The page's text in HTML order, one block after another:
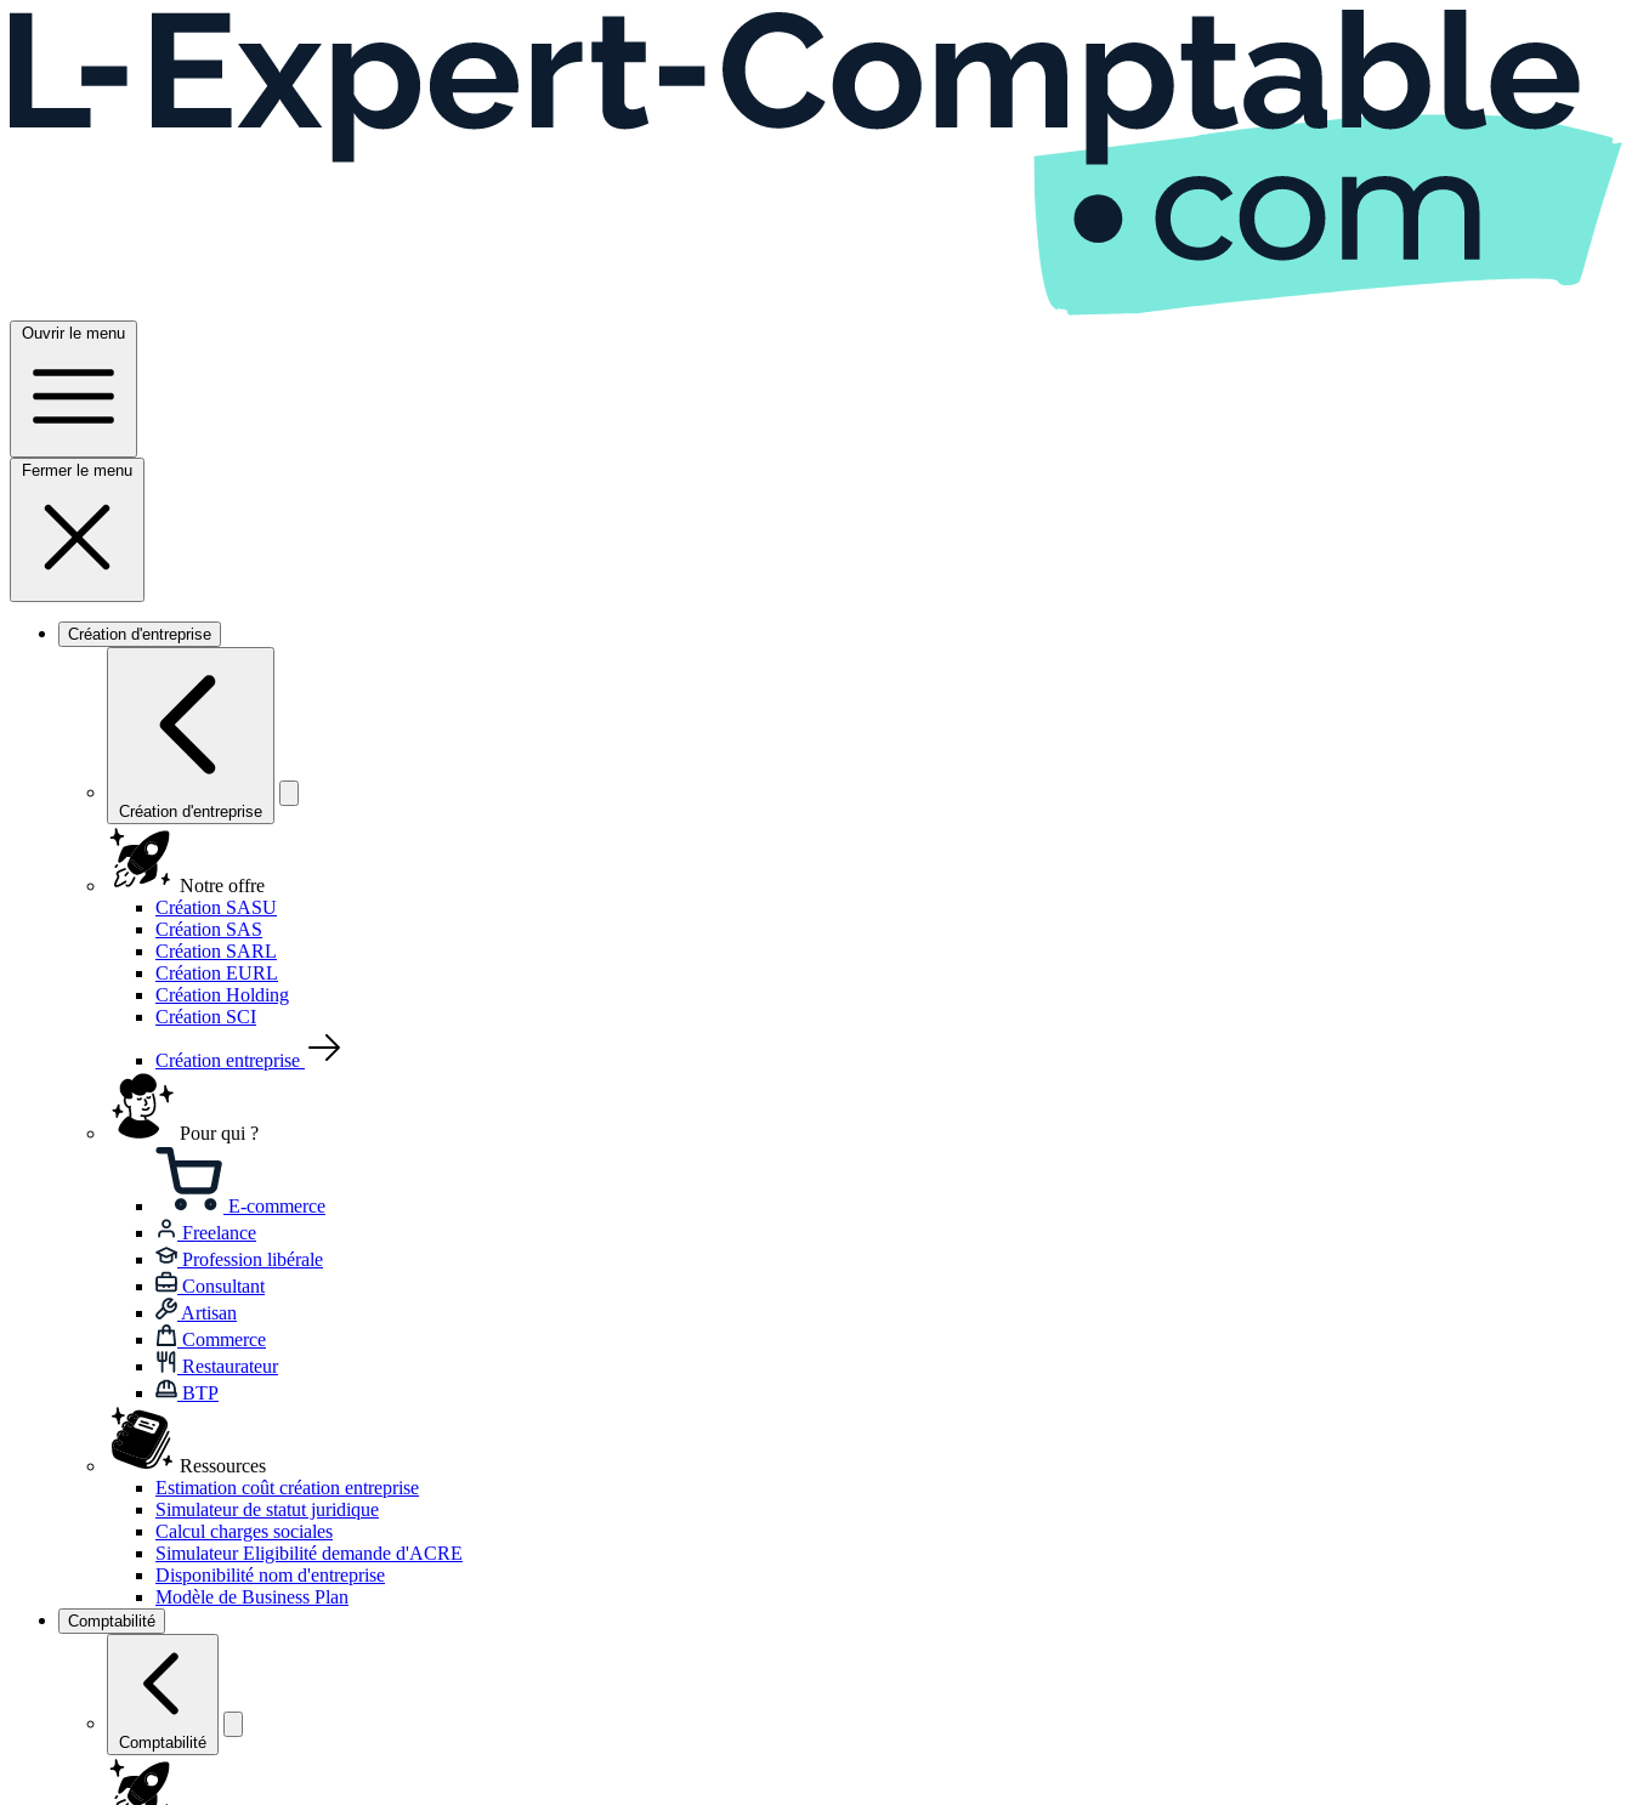
Ouvrir le menu
Fermer le menu
Création d'entreprise
Création d'entreprise
Notre offre
Création SASU
Création SAS
Création SARL
Création EURL
Création Holding
Création SCI
Création entreprise
Pour qui ?
E-commerce
Freelance
Profession libérale
Consultant
Artisan
Commerce
Restaurateur
BTP
Ressources
Estimation coût création entreprise
Simulateur de statut juridique
Calcul charges sociales
Simulateur Eligibilité demande d'ACRE
Disponibilité nom d'entreprise
Modèle de Business Plan
Comptabilité
Comptabilité